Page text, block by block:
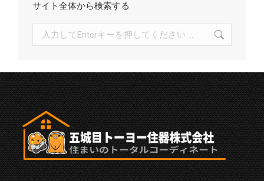
サイト全体から検索する